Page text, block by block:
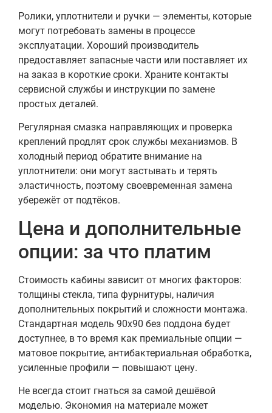
Ролики, уплотнители и ручки — элементы, которые
могут потребовать замены в процессе
эксплуатации. Хороший производитель
предоставляет запасные части или поставляет их
на заказ в короткие сроки. Храните контакты
сервисной службы и инструкции по замене
простых деталей.
Регулярная смазка направляющих и проверка
креплений продлят срок службы механизмов. В
холодный период обратите внимание на
уплотнители: они могут застывать и терять
эластичность, поэтому своевременная замена
убережёт от подтёков.
Цена и дополнительные
опции: за что платим
Стоимость кабины зависит от многих факторов:
толщины стекла, типа фурнитуры, наличия
дополнительных покрытий и сложности монтажа.
Стандартная модель 90х90 без поддона будет
доступнее, в то время как премиальные опции —
матовое покрытие, антибактериальная обработка,
усиленные профили — повышают цену.
Не всегда стоит гнаться за самой дешёвой
моделью. Экономия на материале может